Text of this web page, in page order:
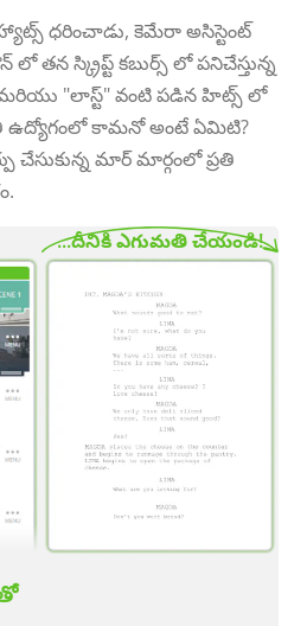
ధరించాడు, కెమేరా అసిస్టెంట్
లో తన స్క్రిప్ట్ కబుర్స్ లో పనిచేస్తున్న
"లాస్ట్" వంటి పడిన హిట్స్ లో
ఉద్యోగంలో కామనో అంటే ఏమిటి?
మార్ మార్గంలో ప్రతి
...దీనికి ఎగుమతి చేయండి!